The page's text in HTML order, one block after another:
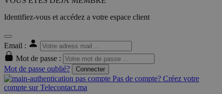
Identifiez-vous et accédez a votre espace client
Email :
Mot de passe :
Mot de passe oublié?
Connecter
Pas de compte? Créez votre
compte sur Telecontact.ma